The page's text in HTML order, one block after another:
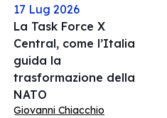
17 Lug 2026
La Task Force X
Central, come l’Italia
guida la
trasformazione della
NATO
Giovanni Chiacchio